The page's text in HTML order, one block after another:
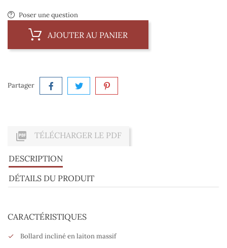
Poser une question
AJOUTER AU PANIER
Partager
 TÉLÉCHARGER LE PDF
DESCRIPTION
DÉTAILS DU PRODUIT
CARACTÉRISTIQUES
Bollard incliné en laiton massif